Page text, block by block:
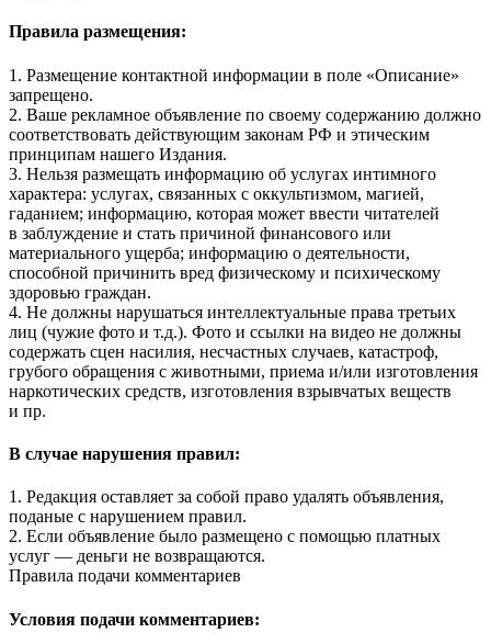
Правила размещения:
1. Размещение контактной информации в поле «Описание»
запрещено.
2. Ваше рекламное объявление по своему содержанию должно
соответствовать действующим законам РФ и этическим
принципам нашего Издания.
3. Нельзя размещать информацию об услугах интимного
характера: услугах, связанных с оккультизмом, магией,
гаданием; информацию, которая может ввести читателей
в заблуждение и стать причиной финансового или
материального ущерба; информацию о деятельности,
способной причинить вред физическому и психическому
здоровью граждан.
4. Не должны нарушаться интеллектуальные права третьих
лиц (чужие фото и т.д.). Фото и ссылки на видео не должны
содержать сцен насилия, несчастных случаев, катастроф,
грубого обращения с животными, приема и/или изготовления
наркотических средств, изготовления взрывчатых веществ
и пр.
В случае нарушения правил:
1. Редакция оставляет за собой право удалять объявления,
поданые с нарушением правил.
2. Если объявление было размещено с помощью платных
услуг — деньги не возвращаются.
Правила подачи комментариев
Условия подачи комментариев: